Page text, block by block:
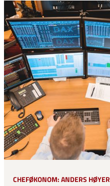
CHEFØKONOM: ANDERS HØYER